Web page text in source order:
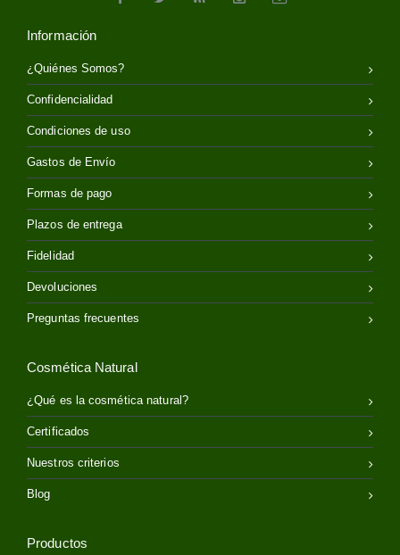
Información
¿Quiénes Somos?
Confidencialidad
Condiciones de uso
Gastos de Envío
Formas de pago
Plazos de entrega
Fidelidad
Devoluciones
Preguntas frecuentes
Cosmética Natural
¿Qué es la cosmética natural?
Certificados
Nuestros criterios
Blog
Productos